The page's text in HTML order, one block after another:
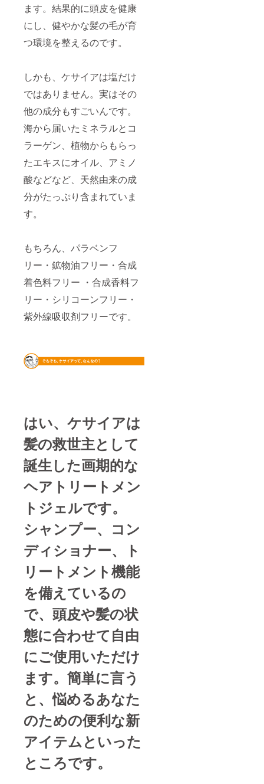
ます。結果的に頭皮を健康
にし、健やかな髪の毛が育
つ環境を整えるのです。
しかも、ケサイアは塩だけ
ではありません。実はその
他の成分もすごいんです。
海から届いたミネラルとコ
ラーゲン、植物からもらっ
たエキスにオイル、アミノ
酸などなど、天然由来の成
分がたっぷり含まれていま
す。
もちろん、パラベンフ
リー・鉱物油フリー・合成
着色料フリー ・合成香料フ
リー・シリコーンフリー・
紫外線吸収剤フリーです。
はい、ケサイアは
髪の救世主として
誕生した画期的な
ヘアトリートメン
トジェルです。
シャンプー、コン
ディショナー、ト
リートメント機能
を備えているの
で、頭皮や髪の状
態に合わせて自由
にご使用いただけ
ます。簡単に言う
と、悩めるあなた
のための便利な新
アイテムといった
ところです。